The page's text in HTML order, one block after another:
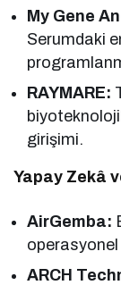
My Gene
Serumdaki
RAYMARE:
girişimi.
Yapay Zekâ
AirGemba:
ARCH